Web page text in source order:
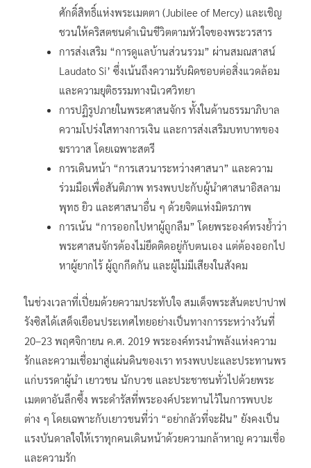
ศักดิ์สิทธิ์แห่งพระเมตตา (Jubilee of Mercy) และเชิญ
ชวนให้คริสตชนดำเนินชีวิตตามหัวใจของพระวรสาร
การส่งเสริม “การดูแลบ้านส่วนรวม” ผ่านสมณสาสน์
Laudato Si’ ซึ่งเน้นถึงความรับผิดชอบต่อสิ่งแวดล้อม
และความยุติธรรมทางนิเวศวิทยา
การปฏิรูปภายในพระศาสนจักร ทั้งในด้านธรรมาภิบาล
ความโปร่งใสทางการเงิน และการส่งเสริมบทบาทของ
ฆราวาส โดยเฉพาะสตรี
การเดินหน้า “การเสวนาระหว่างศาสนา” และความ
ร่วมมือเพื่อสันติภาพ ทรงพบปะกับผู้นำศาสนาอิสลาม
พุทธ ยิว และศาสนาอื่น ๆ ด้วยจิตแห่งมิตรภาพ
การเน้น “การออกไปหาผู้ถูกลืม” โดยพระองค์ทรงย้ำว่า
พระศาสนจักรต้องไม่ยึดติดอยู่กับตนเอง แต่ต้องออกไป
หาผู้ยากไร้ ผู้ถูกกีดกัน และผู้ไม่มีเสียงในสังคม
ในช่วงเวลาที่เปี่ยมด้วยความประทับใจ สมเด็จพระสันตะปาปาฟ
รังซิสได้เสด็จเยือนประเทศไทยอย่างเป็นทางการระหว่างวันที่
20–23 พฤศจิกายน ค.ศ. 2019 พระองค์ทรงนำพลังแห่งความ
รักและความเชื่อมาสู่แผ่นดินของเรา ทรงพบปะและประทานพร
แก่บรรดาผู้นำ เยาวชน นักบวช และประชาชนทั่วไปด้วยพระ
เมตตาอันลึกซึ้ง พระดำรัสที่พระองค์ประทานไว้ในการพบปะ
ต่าง ๆ โดยเฉพาะกับเยาวชนที่ว่า “อย่ากลัวที่จะฝัน” ยังคงเป็น
แรงบันดาลใจให้เราทุกคนเดินหน้าด้วยความกล้าหาญ ความเชื่อ
และความรัก